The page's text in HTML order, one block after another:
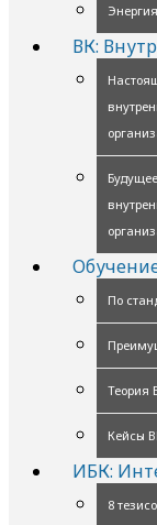
ВК:
По
Теория
Кейсы
ИБК:
8